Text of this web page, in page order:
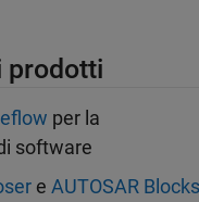
prodotti
per la
software
e AUTOSAR